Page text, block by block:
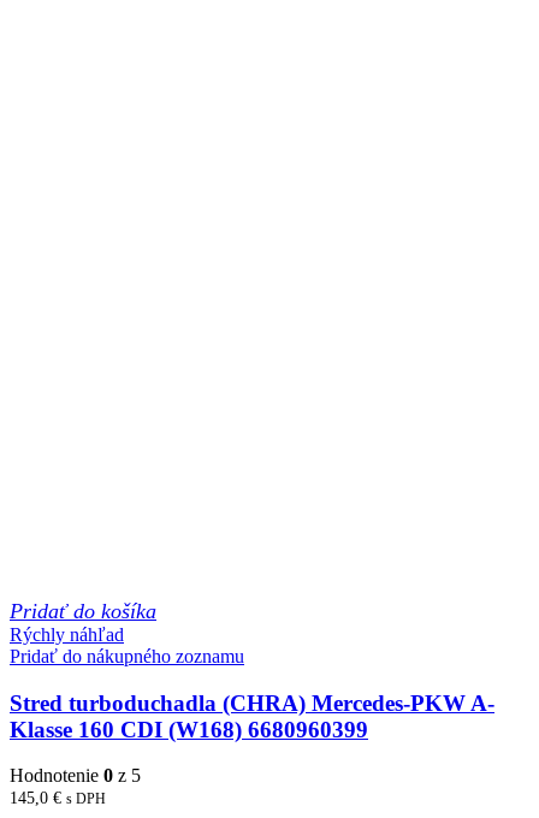
Pridať do košíka
Rýchly náhľad
Pridať do nákupného zoznamu
Stred turboduchadla (CHRA) Mercedes-PKW A-
Klasse 160 CDI (W168) 6680960399
Hodnotenie 0 z 5
145,0 € s DPH